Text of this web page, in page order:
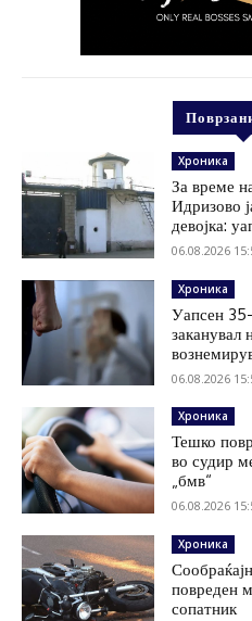
Хроника
За време
Идризово
девојка:
06.08.2026
Хроника
Уапсен
заканувал
06.08.2026
Хроника
Тешко
во судир
„бмв“
06.08.2026
Хроника
повреден
сопатник